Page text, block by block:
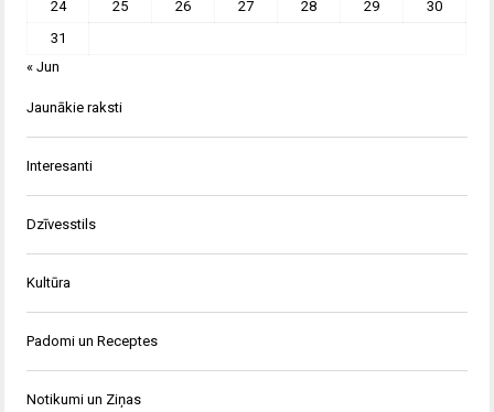
24
25 26 27 28 29
30
31
« Jun
Jaunākie raksti
Interesanti
Dzīvesstils
Kultūra
Padomi un Receptes
Notikumi un Ziņas